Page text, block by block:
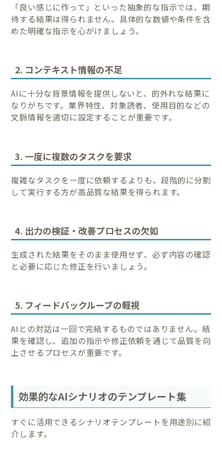
「良い感じに作って」といった抽象的な指示では、期
待する結果は得られません。具体的な数値や条件を含
めた明確な指示を心がけましょう。
2. コンテキスト情報の不足
AIに十分な背景情報を提供しないと、的外れな結果に
なりがちです。業界特性、対象読者、使用目的などの
文脈情報を適切に設定することが重要です。
3. 一度に複数のタスクを要求
複雑なタスクを一度に依頼するよりも、段階的に分割
して実行する方が高品質な結果を得られます。
4. 出力の検証・改善プロセスの欠如
生成された結果をそのまま使用せず、必ず内容の確認
と必要に応じた修正を行いましょう。
5. フィードバックループの軽視
AIとの対話は一回で完結するものではありません。結
果を確認し、追加の指示や修正依頼を通じて品質を向
上させるプロセスが重要です。
効果的なAIシナリオのテンプレート集
すぐに活用できるシナリオテンプレートを用途別に紹
介します。